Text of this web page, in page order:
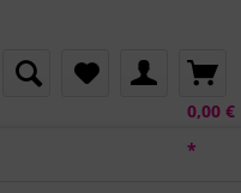
0,00 €
*